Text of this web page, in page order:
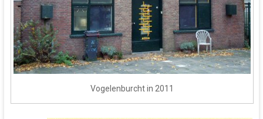
Vogelenburcht in 2011